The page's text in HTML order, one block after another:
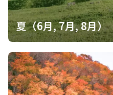
夏（6月, 7月, 8月）